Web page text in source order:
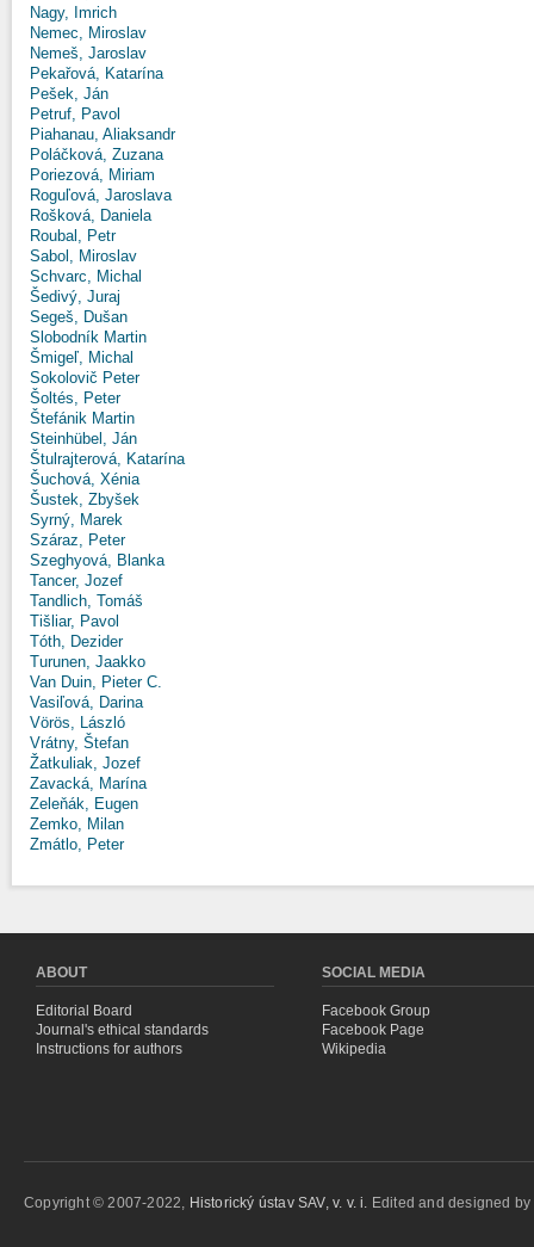
Nagy, Imrich
Nemec, Miroslav
Nemeš, Jaroslav
Pekařová, Katarína
Pešek, Ján
Petruf, Pavol
Piahanau, Aliaksandr
Poláčková, Zuzana
Poriezová, Miriam
Roguľová, Jaroslava
Rošková, Daniela
Roubal, Petr
Sabol, Miroslav
Schvarc, Michal
Šedivý, Juraj
Segeš, Dušan
Slobodník Martin
Šmigeľ, Michal
Sokolovič Peter
Šoltés, Peter
Štefánik Martin
Steinhübel, Ján
Štulrajterová, Katarína
Šuchová, Xénia
Šustek, Zbyšek
Syrný, Marek
Száraz, Peter
Szeghyová, Blanka
Tancer, Jozef
Tandlich, Tomáš
Tišliar, Pavol
Tóth, Dezider
Turunen, Jaakko
Van Duin, Pieter C.
Vasiľová, Darina
Vörös, László
Vrátny, Štefan
Žatkuliak, Jozef
Zavacká, Marína
Zeleňák, Eugen
Zemko, Milan
Zmátlo, Peter
ABOUT
Editorial Board
Journal's ethical standards
Instructions for authors
SOCIAL MEDIA
Facebook Group
Facebook Page
Wikipedia
Copyright © 2007-2022, Historický ústav SAV, v. v. i. Edited and designed by